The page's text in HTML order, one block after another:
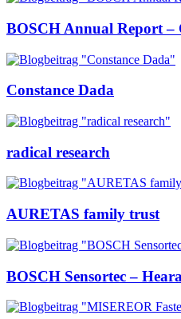
BOSCH Annual Report –
Constance Dada
radical research
AURETAS family trust
BOSCH Sensortec –